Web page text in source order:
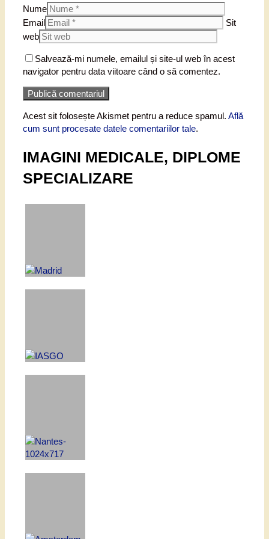
Nume
Email
Sit
web
Salvează-mi numele, emailul și site-ul web în acest
navigator pentru data viitoare când o să comentez.
Acest sit folosește Akismet pentru a reduce spamul. Află
cum sunt procesate datele comentariilor tale.
IMAGINI MEDICALE, DIPLOME
SPECIALIZARE